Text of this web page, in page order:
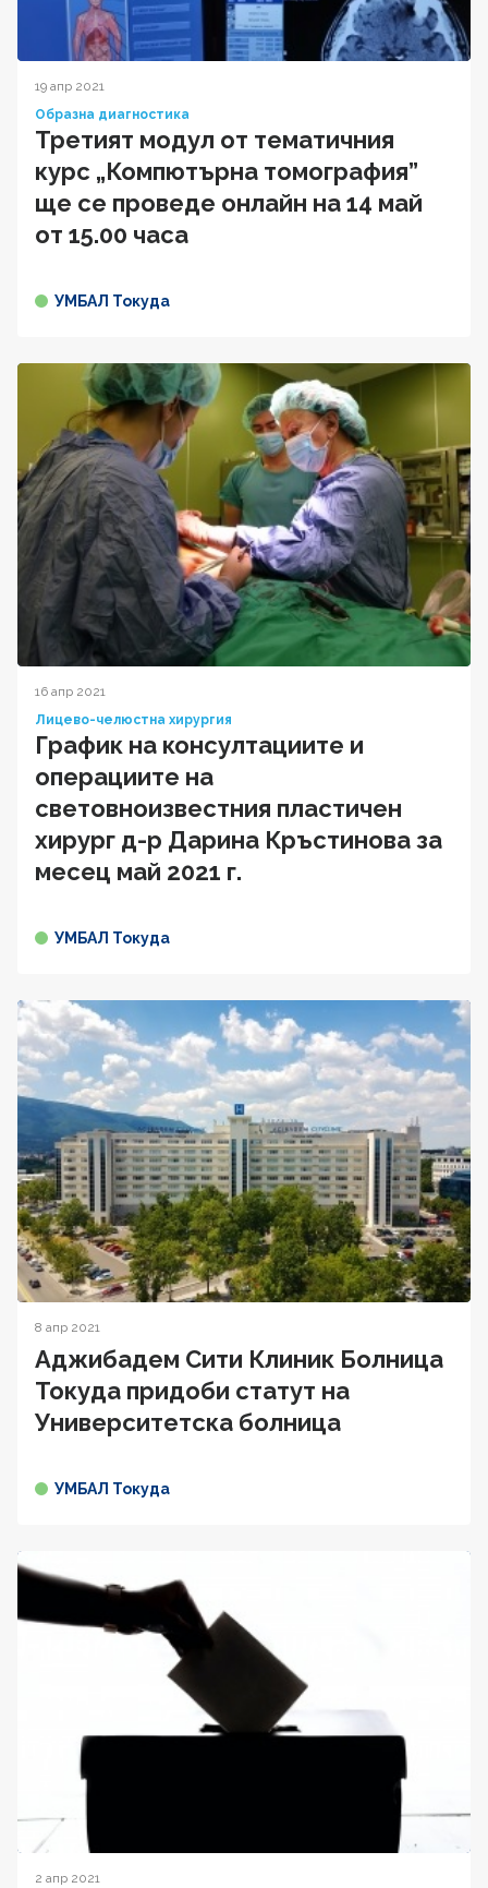
19 апр 2021
Образна диагностика
Третият модул от тематичния
курс „Компютърна томография”
ще се проведе онлайн на 14 май
от 15.00 часа
УМБАЛ Токуда
16 апр 2021
Лицево-челюстна хирургия
График на консултациите и
операциите на
световноизвестния пластичен
хирург д-р Дарина Кръстинова за
месец май 2021 г.
УМБАЛ Токуда
8 апр 2021
Аджибадем Сити Клиник Болница
Токуда придоби статут на
Университетска болница
УМБАЛ Токуда
2 апр 2021